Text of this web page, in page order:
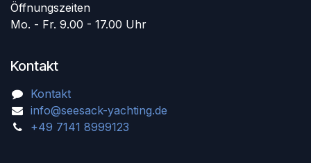
Öffnungszeiten
Mo. - Fr. 9.00 - 17.00 Uhr
Kontakt
Kontakt
info@seesack-yachting.de
+49 7141 8999123